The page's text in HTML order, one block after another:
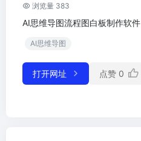
浏览量 383
AI思维导图流程图白板制作软件
AI思维导图
打开网址 点赞 0